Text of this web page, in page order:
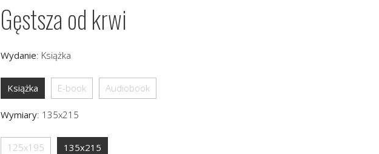
Gęstsza od krwi
Wydanie: Książka
Książka E-book Audiobook
Wymiary: 135x215
125x195 135x215